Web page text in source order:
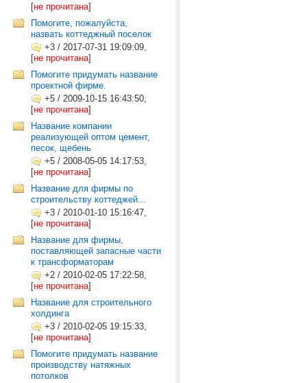
[не прочитана]
Помогите, пожалуйста,
назвать коттеджный поселок
+3 / 2017-07-31 19:09:09,
[не прочитана]
Помогите придумать название
проектной фирме.
+5 / 2009-10-15 16:43:50,
[не прочитана]
Название компании
реализующей оптом цемент,
песок, щебень
+5 / 2008-05-05 14:17:53,
[не прочитана]
Название для фирмы по
строительству коттеджей...
+3 / 2010-01-10 15:16:47,
[не прочитана]
Название для фирмы,
поставляющей запасные части
к трансформаторам
+2 / 2010-02-05 17:22:58,
[не прочитана]
Название для строительного
холдинга
+3 / 2010-02-05 19:15:33,
[не прочитана]
Помогите придумать название
производству натяжных
потолков